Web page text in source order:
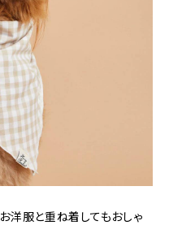
洋服と重ね着してもおしゃ